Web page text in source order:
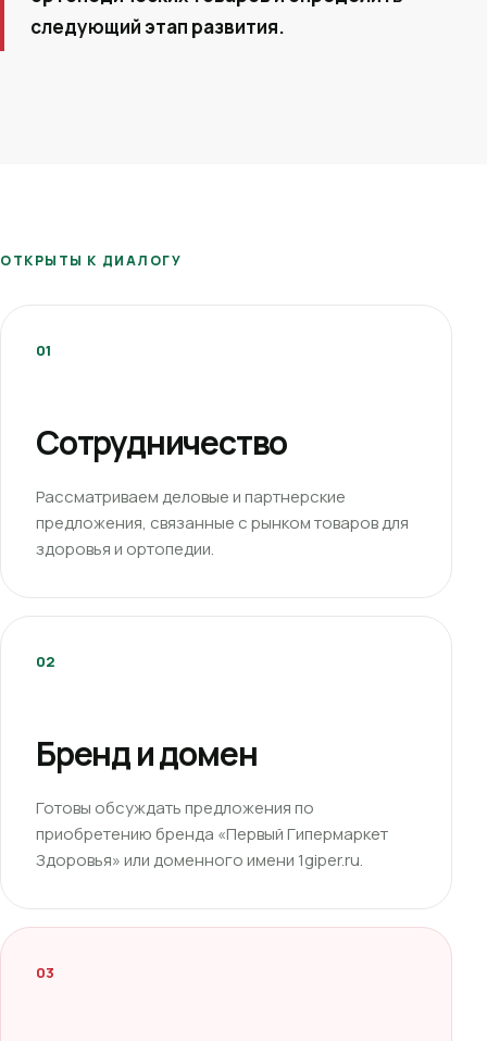
следующий этап развития.
ОТКРЫТЫ К ДИАЛОГУ
01
Сотрудничество
Рассматриваем деловые и партнерские
предложения, связанные с рынком товаров для
здоровья и ортопедии.
02
Бренд и домен
Готовы обсуждать предложения по
приобретению бренда «Первый Гипермаркет
Здоровья» или доменного имени 1giper.ru.
03